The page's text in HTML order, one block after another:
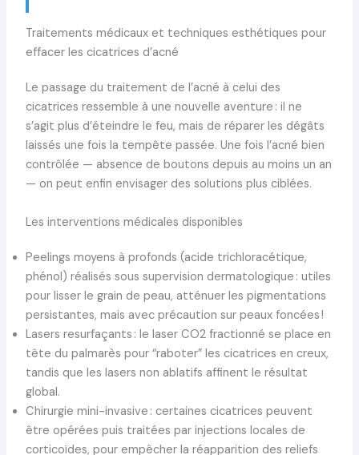
Traitements médicaux et techniques esthétiques pour
effacer les cicatrices d’acné
Le passage du traitement de l’acné à celui des
cicatrices ressemble à une nouvelle aventure : il ne
s’agit plus d’éteindre le feu, mais de réparer les dégâts
laissés une fois la tempête passée. Une fois l’acné bien
contrôlée — absence de boutons depuis au moins un an
— on peut enfin envisager des solutions plus ciblées.
Les interventions médicales disponibles
Peelings moyens à profonds (acide trichloracétique,
phénol) réalisés sous supervision dermatologique : utiles
pour lisser le grain de peau, atténuer les pigmentations
persistantes, mais avec précaution sur peaux foncées !
Lasers resurfaçants : le laser CO2 fractionné se place en
tête du palmarès pour “raboter” les cicatrices en creux,
tandis que les lasers non ablatifs affinent le résultat
global.
Chirurgie mini-invasive : certaines cicatrices peuvent
être opérées puis traitées par injections locales de
corticoïdes, pour empêcher la réapparition des reliefs